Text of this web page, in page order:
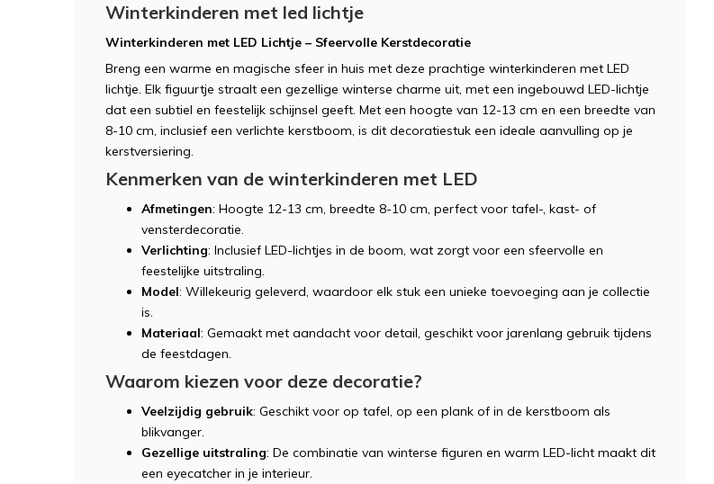
Winterkinderen met led lichtje
Winterkinderen met LED Lichtje – Sfeervolle Kerstdecoratie
Breng een warme en magische sfeer in huis met deze prachtige winterkinderen met LED
lichtje. Elk figuurtje straalt een gezellige winterse charme uit, met een ingebouwd LED-lichtje
dat een subtiel en feestelijk schijnsel geeft. Met een hoogte van 12-13 cm en een breedte van
8-10 cm, inclusief een verlichte kerstboom, is dit decoratiestuk een ideale aanvulling op je
kerstversiering.
Kenmerken van de winterkinderen met LED
Afmetingen: Hoogte 12-13 cm, breedte 8-10 cm, perfect voor tafel-, kast- of
vensterdecoratie.
Verlichting: Inclusief LED-lichtjes in de boom, wat zorgt voor een sfeervolle en
feestelijke uitstraling.
Model: Willekeurig geleverd, waardoor elk stuk een unieke toevoeging aan je collectie
is.
Materiaal: Gemaakt met aandacht voor detail, geschikt voor jarenlang gebruik tijdens
de feestdagen.
Waarom kiezen voor deze decoratie?
Veelzijdig gebruik: Geschikt voor op tafel, op een plank of in de kerstboom als
blikvanger.
Gezellige uitstraling: De combinatie van winterse figuren en warm LED-licht maakt dit
een eyecatcher in je interieur.